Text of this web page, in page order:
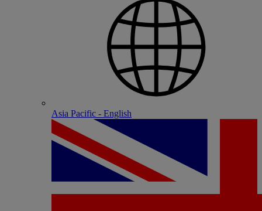
Asia Pacific - English